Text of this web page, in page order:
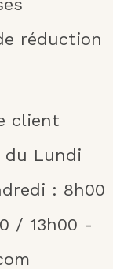
réduction
client
du Lundi
: 8h00
/ 13h00 -